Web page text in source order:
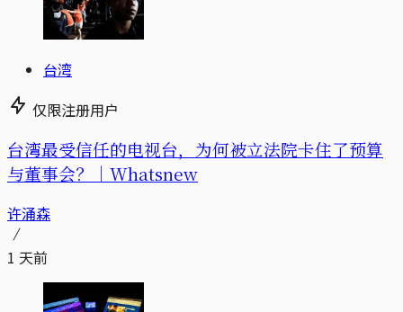
台湾
仅限注册用户
台湾最受信任的电视台，为何被立法院卡住了预算
与董事会？｜Whatsnew
许涌森
1 天前